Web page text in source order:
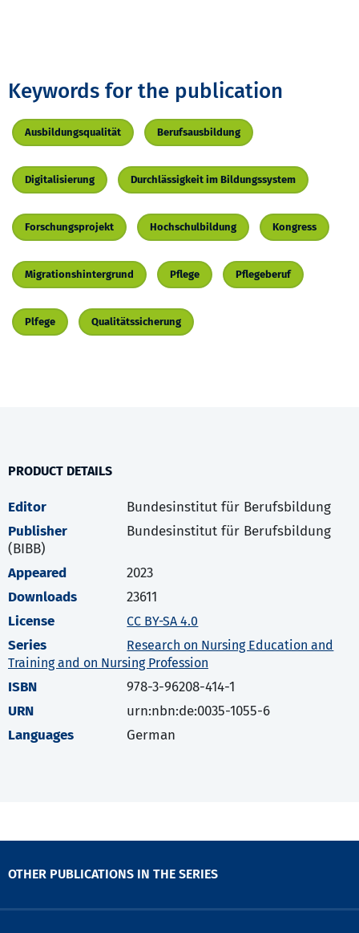
Keywords for the publication
Ausbildungsqualität Berufsausbildung
Digitalisierung Durchlässigkeit im Bildungssystem
Forschungsprojekt Hochschulbildung Kongress
Migrationshintergrund Pflege Pflegeberuf
Plfege Qualitätssicherung
PRODUCT DETAILS
Editor
Bundesinstitut für Berufsbildung
Publisher
Bundesinstitut für Berufsbildung
(BIBB)
Appeared
2023
Downloads
23611
License
CC BY-SA 4.0
Series
Research on Nursing Education and
Training and on Nursing Profession
ISBN
978-3-96208-414-1
URN
urn:nbn:de:0035-1055-6
Languages
German
OTHER PUBLICATIONS IN THE SERIES